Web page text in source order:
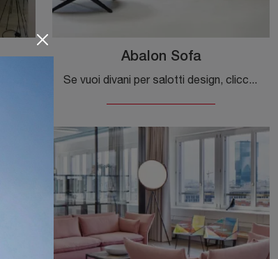
Abalon Sofa
Se vuoi divani per salotti design, clicca e leggi di più sul modello Abalon Sofa in tessuto del marchio Vitra.